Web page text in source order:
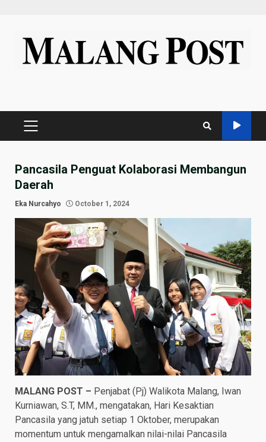
content
PRIMARY
Pancasila Penguat Kolaborasi Membangun
Daerah
Eka Nurcahyo October 1, 2024
MALANG POST – Penjabat (Pj) Walikota Malang, Iwan
Kurniawan, S.T, MM., mengatakan, Hari Kesaktian
Pancasila yang jatuh setiap 1 Oktober, merupakan
momentum untuk mengamalkan nilai-nilai Pancasila